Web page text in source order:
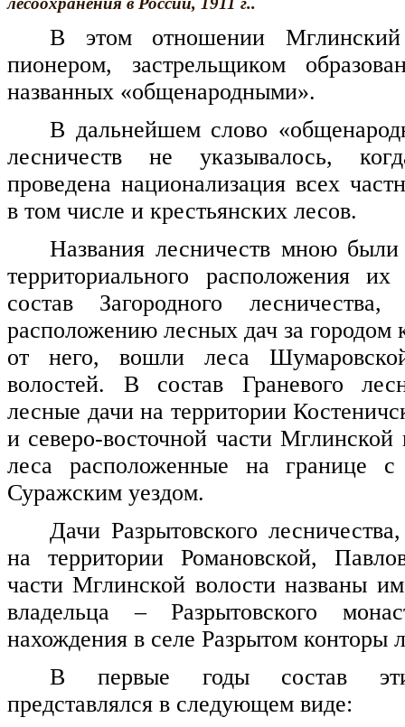
В этом отношении Мглинский
пионером, застрельщиком
названных «общенародными».
В дальнейшем слово
лесничеств не указывалось,
проведена национализация всех
в том числе и крестьянских лесов.
Названия лесничеств мною
территориального расположения
состав Загородного
расположению лесных дач за городом
от него, вошли леса
волостей. В состав Граневого
лесные дачи на территории
и северо-восточной части Мглинской
леса расположенные на границе
Суражским уездом.
Дачи Разрытовского
на территории Романовской,
части Мглинской волости названы
владельца – Разрытовского
нахождения в селе Разрытом конторы
В первые годы состав
представлялся в следующем виде: